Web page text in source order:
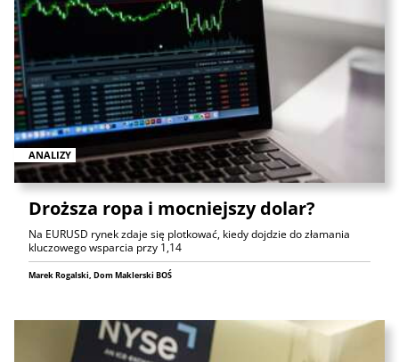
ANALIZY
Droższa ropa i mocniejszy dolar?
Na EURUSD rynek zdaje się plotkować, kiedy dojdzie do złamania
kluczowego wsparcia przy 1,14
Marek Rogalski, Dom Maklerski BOŚ